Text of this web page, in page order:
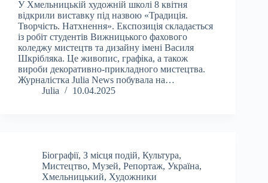
У Хмельницькій художній школі 8 квітня
відкрили виставку під назвою «Традиція.
Творчість. Натхнення». Експозиція складається
із робіт студентів Вижницького фахового
коледжу мистецтв та дизайну імені Василя
Шкрібляка. Це живопис, графіка, а також
вироби декоративно-прикладного мистецтва.
Журналістка Julia News побувала на…
Julia
10.04.2025
Біографії, З місця подій, Культура,
Мистецтво, Музей, Репортаж, Україна,
Хмельницький, Художники